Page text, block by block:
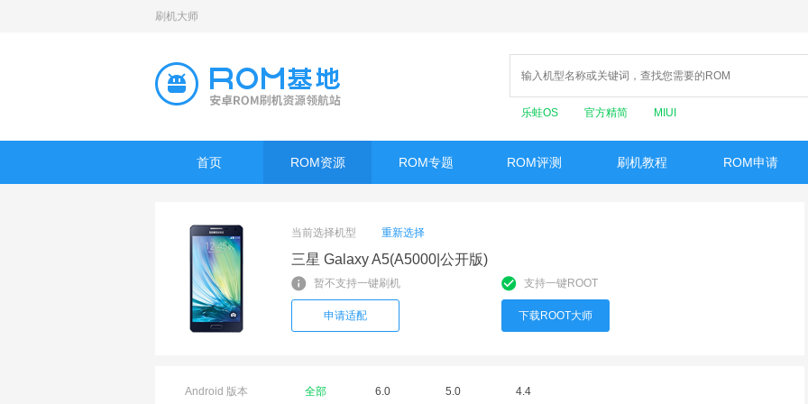
刷机大师
乐蛙OS 官方精简 MIUI
首页 ROM资源 ROM专题 ROM评测 刷机教程 ROM申请
当前选择机型 重新选择
三星 Galaxy A5(A5000|公开版)
暂不支持一键刷机
申请适配
支持一键ROOT
下载ROOT大师
Android 版本 全部 6.0 5.0 4.4